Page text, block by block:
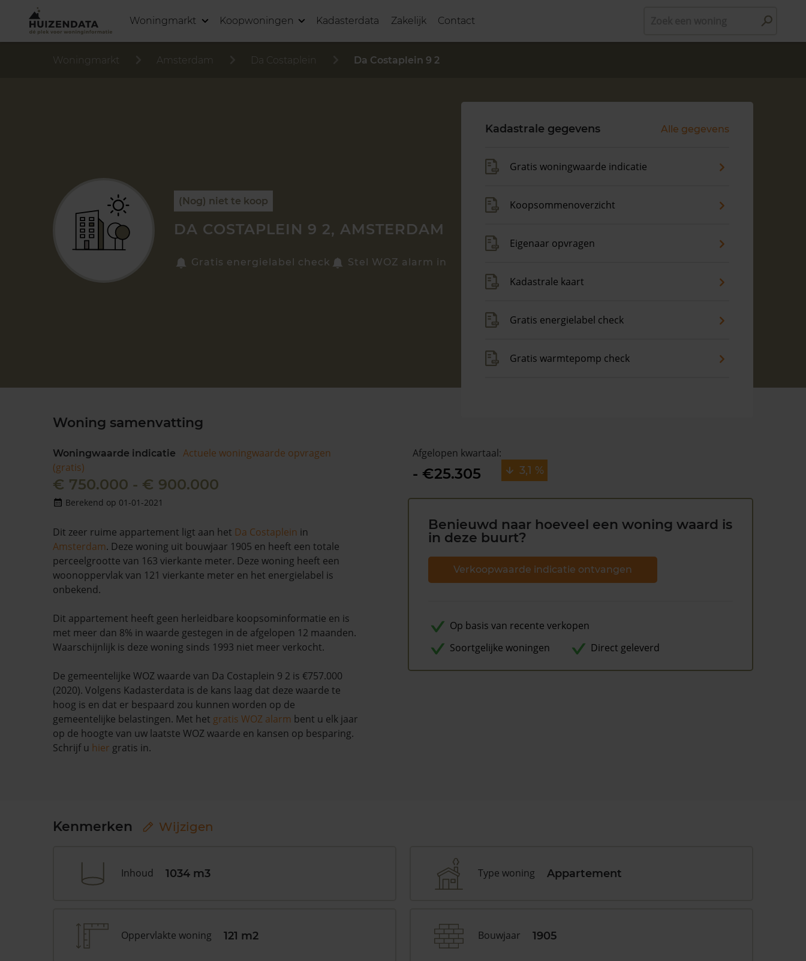
Woningmarkt Koopwoningen Kadasterdata Zakelijk Contact
Woningmarkt Amsterdam Da Costaplein Da Costaplein 9 2
(Nog) niet te koop
DA COSTAPLEIN 9 2, AMSTERDAM
Gratis energielabel check Stel WOZ alarm in
Kadastrale gegevens Alle gegevens
Gratis woningwaarde indicatie
Koopsommenoverzicht
Eigenaar opvragen
Kadastrale kaart
Gratis energielabel check
Gratis warmtepomp check
Woning samenvatting
Woningwaarde indicatie
Actuele woningwaarde opvragen
(gratis)
€ 750.000 - € 900.000
Berekend op 01-01-2021
Dit zeer ruime appartement ligt aan het Da Costaplein in
Amsterdam. Deze woning uit bouwjaar 1905 en heeft een totale
perceelgrootte van 163 vierkante meter. Deze woning heeft een
woonoppervlak van 121 vierkante meter en het energielabel is
onbekend.
Dit appartement heeft geen herleidbare koopsominformatie en is
met meer dan 8% in waarde gestegen in de afgelopen 12 maanden.
Waarschijnlijk is deze woning sinds 1993 niet meer verkocht.
De gemeentelijke WOZ waarde van Da Costaplein 9 2 is €757.000
(2020). Volgens Kadasterdata is de kans laag dat deze waarde te
hoog is en dat er bespaard zou kunnen worden op de
gemeentelijke belastingen. Met het gratis WOZ alarm bent u elk jaar
op de hoogte van uw laatste WOZ waarde en kansen op besparing.
Schrijf u hier gratis in.
Afgelopen kwartaal:
- €25.305 3,1 %
Benieuwd naar hoeveel een woning waard is
in deze buurt?
Verkoopwaarde indicatie ontvangen
Op basis van recente verkopen
Soortgelijke woningen
Direct geleverd
Kenmerken Wijzigen
Inhoud 1034 m3 Type woning Appartement
Oppervlakte woning 121 m2 Bouwjaar 1905